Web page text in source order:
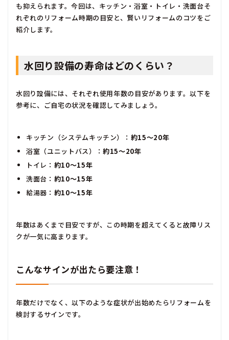
も抑えられます。今回は、キッチン・浴室・トイレ・洗面台そ
れぞれのリフォーム時期の目安と、賢いリフォームのコツをご
紹介します。
水回り設備の寿命はどのくらい？
水回り設備には、それぞれ使用年数の目安があります。以下を
参考に、ご自宅の状況を確認してみましょう。
キッチン（システムキッチン）： 約15〜20年
浴室（ユニットバス）：約15〜20年
トイレ： 約10〜15年
洗面台： 約10〜15年
給湯器： 約10〜15年
年数はあくまで目安ですが、この時期を超えてくると故障リス
クが一気に高まります。
こんなサインが出たら要注意！
年数だけでなく、以下のような症状が出始めたらリフォームを
検討するサインです。